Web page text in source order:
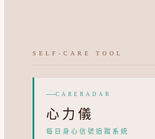
SELF-CARE TOOL
CARERADAR
心力儀
每日身心信號追蹤系統